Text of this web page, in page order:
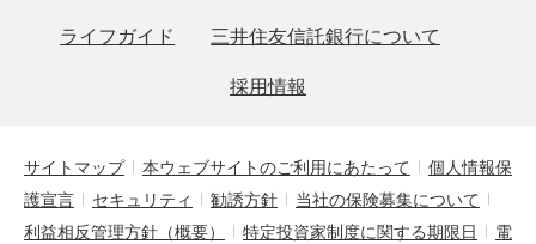
ライフガイド
三井住友信託銀行について
採用情報
サイトマップ 本ウェブサイトのご利用にあたって
個人情報保
護宣言
セキュリティ 勧誘方針
当社の保険募集について
利益相反管理方針（概要）
特定投資家制度に関する期限日
電